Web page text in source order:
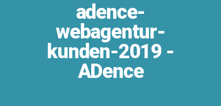
adence-
webagentur-
kunden-2019 -
ADence